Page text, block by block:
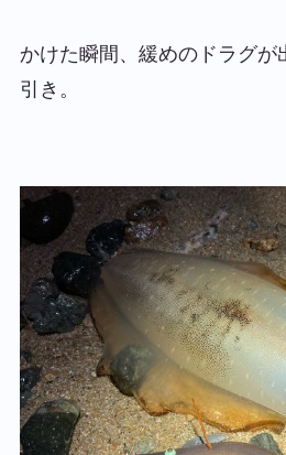
かけた瞬間、緩めのドラグが
引き。